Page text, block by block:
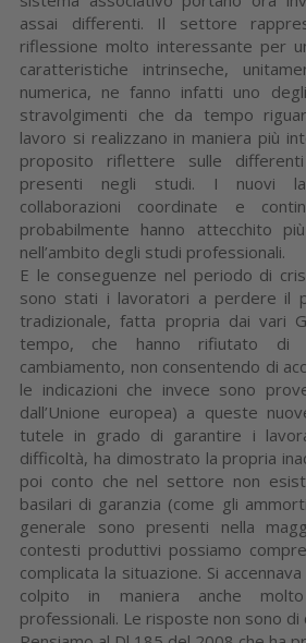
assai differenti. Il settore
riflessione molto interessante per
caratteristiche intrinseche,
numerica, ne fanno infatti uno
stravolgimenti che da tempo
lavoro si realizzano in maniera più
proposito riflettere sulle
presenti negli studi. I nuovi
collaborazioni coordinate e
probabilmente hanno attecchito
nell’ambito degli studi professionali.
E le conseguenze nel periodo di
sono stati i lavoratori a perdere il
tradizionale, fatta propria dai vari
tempo, che hanno rifiutato di
cambiamento, non consentendo di
le indicazioni che invece sono
dall’Unione europea) a queste
tutele in grado di garantire i
difficoltà, ha dimostrato la propria
poi conto che nel settore non
basilari di garanzia (come gli
generale sono presenti nella
contesti produttivi possiamo
complicata la situazione. Si
colpito in maniera anche
professionali. Le risposte non sono di